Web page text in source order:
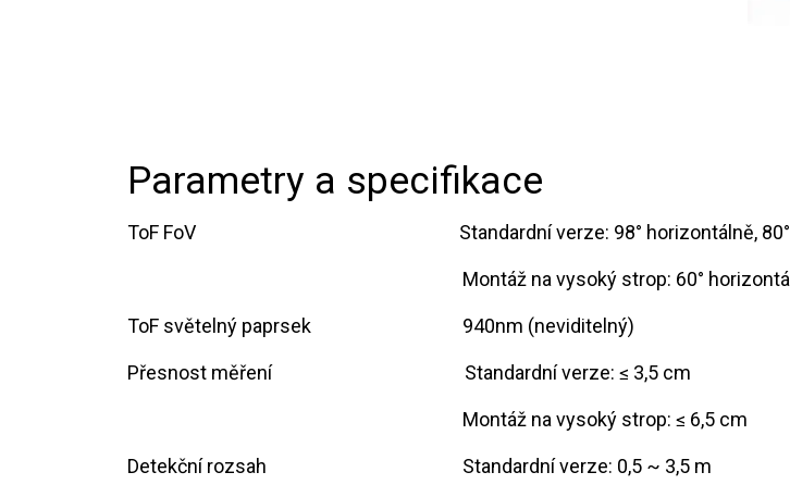
Parametry a specifikace
ToF FoV ​Standardní verze: 98° horizontálně,
​Montáž na vysoký strop: 60°
ToF světelný paprsek ​​940nm (neviditelný)
Přesnost měření ​​​Standardní verze: ≤ 3,5 cm
​​​Montáž na vysoký strop: ≤ 6,5 cm
Detekční rozsah ​​Standardní verze: 0,5 ~ 3,5 m